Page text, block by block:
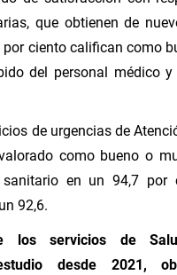
que obtienen de
por ciento califican como
del personal médico
de urgencias de
como bueno o
en un 94,7 por
92,6.
los servicios de
desde 2021,